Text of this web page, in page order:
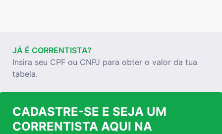
JÁ É CORRENTISTA?
Insira seu CPF ou CNPJ para obter o valor da tua
tabela.
CADASTRE-SE E SEJA UM
CORRENTISTA AQUI NA